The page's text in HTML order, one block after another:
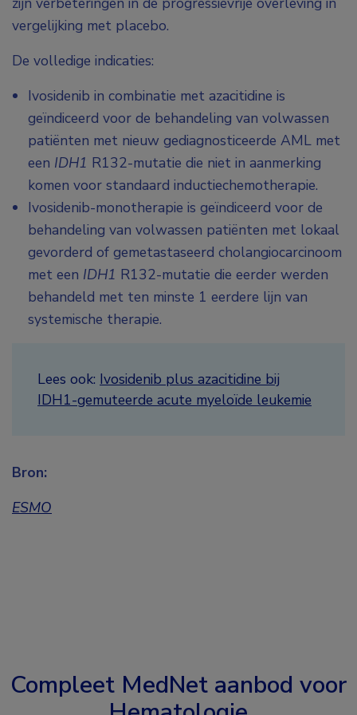
vergelijking met placebo.
De volledige indicaties:
Ivosidenib in combinatie met azacitidine is
geïndiceerd voor de behandeling van volwassen
patiënten met nieuw gediagnosticeerde AML met
een IDH1 R132-mutatie die niet in aanmerking
komen voor standaard inductiechemotherapie.
Ivosidenib-monotherapie is geïndiceerd voor de
behandeling van volwassen patiënten met lokaal
gevorderd of gemetastaseerd cholangiocarcinoom
met een IDH1 R132-mutatie die eerder werden
behandeld met ten minste 1 eerdere lijn van
systemische therapie.
Lees ook: Ivosidenib plus azacitidine bij
IDH1-gemuteerde acute myeloïde leukemie
Bron:
ESMO
Compleet MedNet aanbod voor